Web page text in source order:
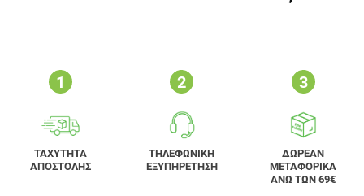
ΤΑΧΥΤΗΤΑ
ΑΠΟΣΤΟΛΗΣ
ΤΗΛΕΦΩΝΙΚΗ
ΕΞΥΠΗΡΕΤΗΣΗ
ΔΩΡΕΑΝ
ΜΕΤΑΦΟΡΙΚΑ
ΑΝΩ ΤΩΝ 69€